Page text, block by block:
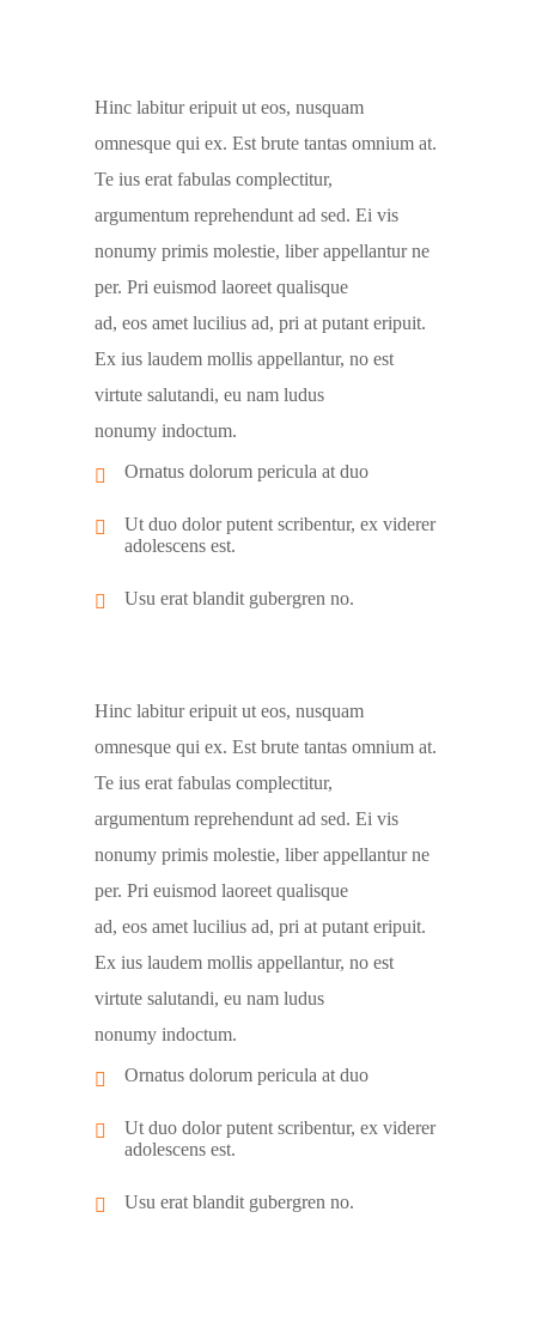
Hinc labitur eripuit ut eos, nusquam
omnesque qui ex. Est brute tantas omnium at.
Te ius erat fabulas complectitur,
argumentum reprehendunt ad sed. Ei vis
nonumy primis molestie, liber appellantur ne
per. Pri euismod laoreet qualisque
ad, eos amet lucilius ad, pri at putant eripuit.
Ex ius laudem mollis appellantur, no est
virtute salutandi, eu nam ludus
nonumy indoctum.
Ornatus dolorum pericula at duo
Ut duo dolor putent scribentur, ex viderer
adolescens est.
Usu erat blandit gubergren no.
Hinc labitur eripuit ut eos, nusquam
omnesque qui ex. Est brute tantas omnium at.
Te ius erat fabulas complectitur,
argumentum reprehendunt ad sed. Ei vis
nonumy primis molestie, liber appellantur ne
per. Pri euismod laoreet qualisque
ad, eos amet lucilius ad, pri at putant eripuit.
Ex ius laudem mollis appellantur, no est
virtute salutandi, eu nam ludus
nonumy indoctum.
Ornatus dolorum pericula at duo
Ut duo dolor putent scribentur, ex viderer
adolescens est.
Usu erat blandit gubergren no.